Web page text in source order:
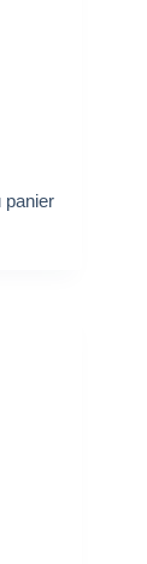
panier